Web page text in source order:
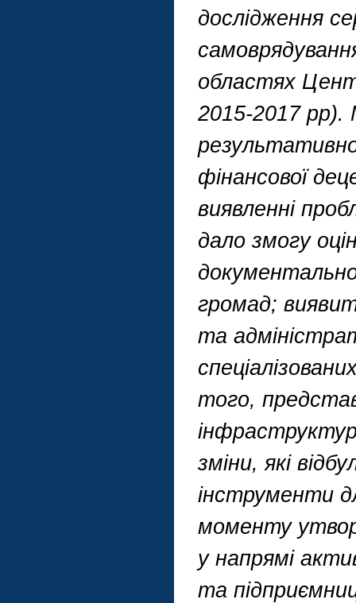
дослідження
областях
2015-2017 рр).
фінансової
виявленні
дало змогу
громад;
та
того,
зміни, які
інструменти
моменту
у напрямі
та